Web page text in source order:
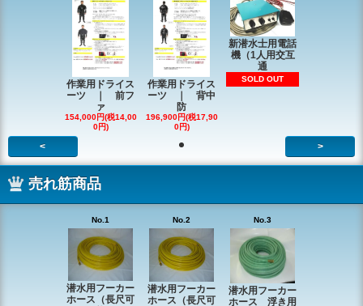
作業用ドライス
ーツ ｜ 前フ
ァ
154,000円(税14,00
0円)
作業用ドライス
ーツ ｜ 背中
防
196,900円(税17,90
0円)
新潜水士用電話
機（1人用交互
通
SOLD OUT
< >
売れ筋商品
No.1
潜水用フーカー
ホース（長尺可
No.2
潜水用フーカー
ホース（長尺可
No.3
潜水用フーカー
ホース 浮き用